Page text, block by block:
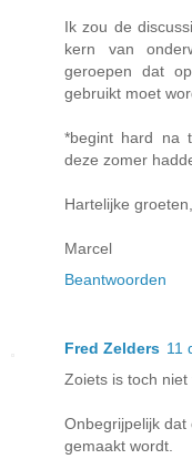
Ik zou de
kern van
geroepen dat
gebruikt moet
*begint hard na
deze zomer
Hartelijke groeten,
Marcel
Beantwoorden
Fred Zelders 11
Zoiets is toch
Onbegrijpelijk dat
gemaakt wordt.